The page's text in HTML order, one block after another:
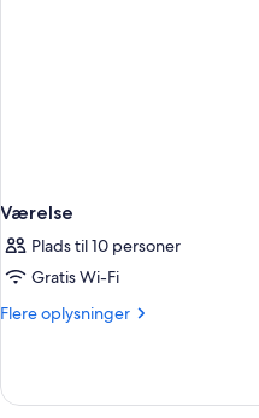
Værelse
Plads til 10 personer
Gratis Wi-Fi
Flere oplysninger
Flere